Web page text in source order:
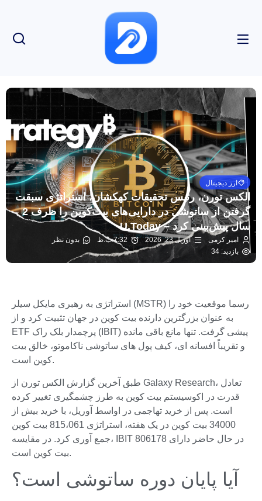
ارز دیجیتال
الکس تورن، رئیس تحقیقات کهکشان، استراتژی سبقت
گرفتن از ساتوشی در دارایی‌های بیت‌کوین را ظرف 2
سال پیش‌بینی کرد – U.Today
امیر کرمی آوریل 23, 2026 7:32 ب.ظ
بدون نظر
بازدید: 34
استراتژی به رهبری مایکل سیلر (MSTR) رسما موقعیت خود را
به عنوان بزرگترین دارنده بیت کوین در جهان تثبیت کرد و از
ETF پرچمدار بلک راک (IBIT) پیشی گرفت. تنها مانع باقی مانده
و تقریباً افسانه ای، کیف پول های ساتوشی ناکاموتو، خالق بیت
کوین است.
طبق آخرین گزارش الکس تورن از Galaxy Research، تعادل
قدرت در اکوسیستم بیت کوین به طرز چشمگیری تغییر کرده
است. پس از خرید تهاجمی در اواسط آوریل، با خرید بیش از
34000 بیت کوین در یک هفته، استراتژی 815،061 بیت کوین
جمع آوری کرد. در مقایسه، IBIT در حال حاضر دارای 806178
بیت کوین است.
آیا پایان دوره ساتوشی است؟